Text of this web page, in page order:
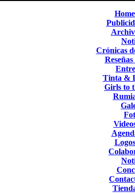
Home
Crónicas
Tinta &
Girls to
Logos